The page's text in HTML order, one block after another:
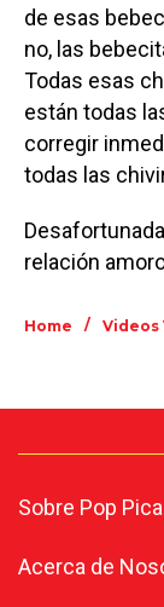
de esas
no, las
Todas esas
están todas
corregir
todas las
relación
Home / Videos
Sobre Pop
Acerca de